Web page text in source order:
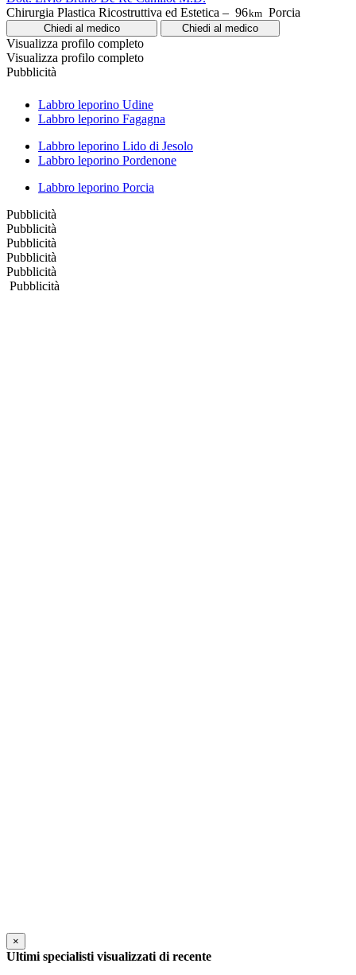
Chirurgia Plastica Ricostruttiva ed Estetica – 96km Porcia
Chiedi al medico Chiedi al medico
Visualizza profilo completo
Visualizza profilo completo
Pubblicità
Labbro leporino Udine
Labbro leporino Fagagna
Labbro leporino Lido di Jesolo
Labbro leporino Pordenone
Labbro leporino Porcia
Pubblicità
Pubblicità
Pubblicità
Pubblicità
Pubblicità
Pubblicità
×
Ultimi specialisti visualizzati di recente